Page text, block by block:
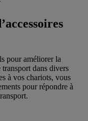
pour améliorer la
dans divers
à vos chariots, vous
pour répondre à